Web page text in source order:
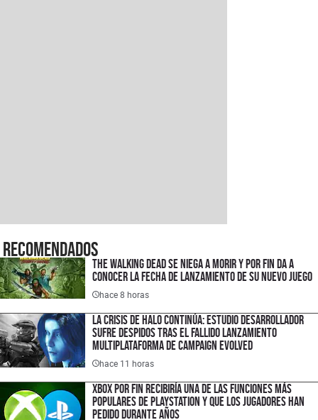
Recomendados
The Walking Dead se niega a morir y por fin da a
conocer la fecha de lanzamiento de su nuevo juego
hace 8 horas
La crisis de Halo continúa: estudio desarrollador
sufre despidos tras el fallido lanzamiento
multiplataforma de Campaign Evolved
hace 11 horas
XBOX por fin recibiría una de las funciones más
populares de PlayStation y que los jugadores han
pedido durante años